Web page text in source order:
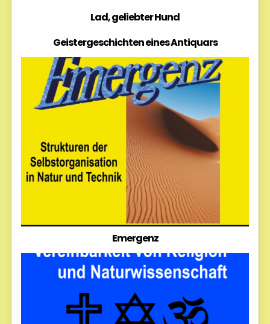
Lad, geliebter Hund
Geistergeschichten eines Antiquars
Emergenz